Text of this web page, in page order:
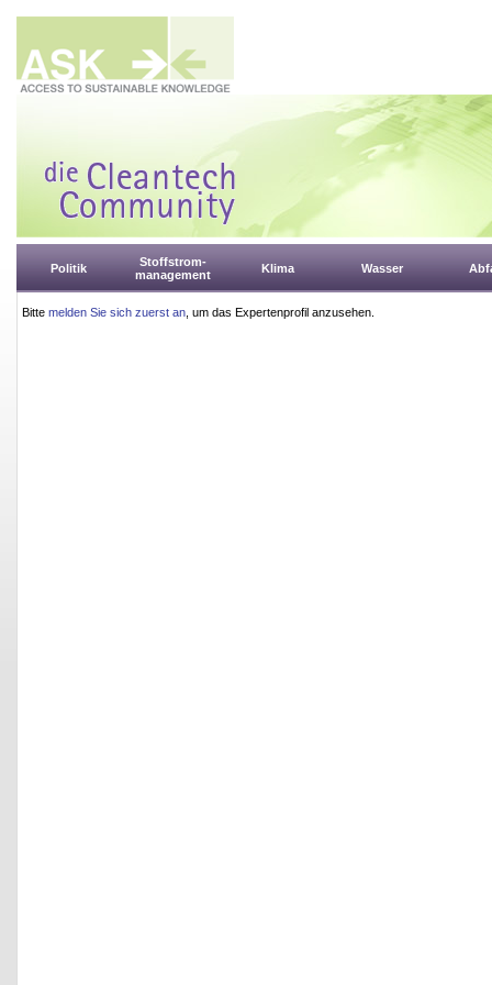
Politik
Stoffstrom-
management
Klima Wasser
Bitte melden Sie sich zuerst an , um das Expertenprofil anzusehen.